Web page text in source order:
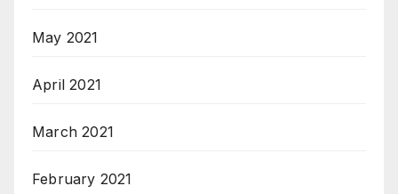
May 2021
April 2021
March 2021
February 2021